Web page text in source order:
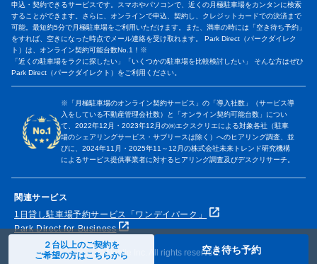
２台以上のご契約を
ご希望の方はこちらから
空き待ち予約
申込・契約できるサービスです。スマホやパソコンで、近くの月極駐車場をカンタンに検索
することができます。さらに、オンラインで申込、契約し、クレジットカードでの決済まで
可能。最短約5分で月極駐車場をご利用いただけます。また、満車の時には「空き待ち予約」
をすれば、空きになった時点でメール連絡を受け取れます。 Park Direct（パークダイレク
ト）は、オンライン契約可能台数No.1！※
「近くの駐車場をラクに探したい」「いくつかの駐車場を比較検討したい」 そんな方はぜひ
Park Direct（パークダイレクト）をご利用ください。
※「月極駐車場のオンライン契約サービス」の「導入社数」（サービス導
入をしている不動産管理会社数）と「オンライン契約可能台数」につい
て、2022年12月・2023年12月の㈱エクスクリエによる対象各社（駐車
場のシェアリングサービス・サブリースは除く）へのヒアリング調査、並
びに、2024年11月・2025年11～12月の株式会社未来トレンド研究機構
によるサービス提供事業者に対するヒアリング調査及びデスクリサーチ。
関連サービス
1日貸し駐車場予約サービス「ワンデイパーク」
Park Direct for Business
© Nealle Inc. All rights reserved.